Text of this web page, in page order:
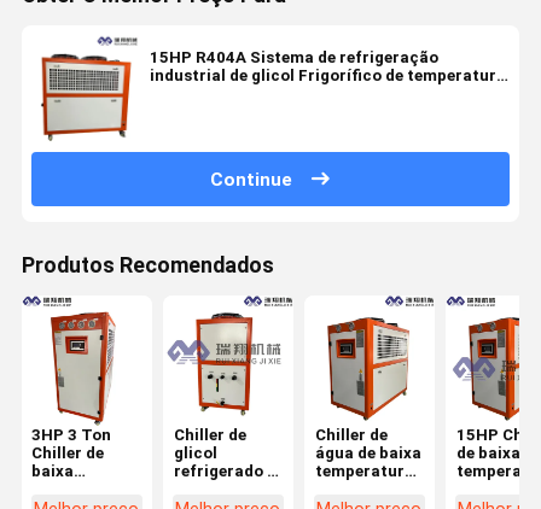
15HP R404A Sistema de refrigeração
industrial de glicol Frigorífico de temperatura
Continue
Produtos Recomendados
3HP 3 Ton
Chiller de
baixa
Chiller de
glicol
refrigerado a
Chiller de
água de baixa
temperatura
15HP
de baixa